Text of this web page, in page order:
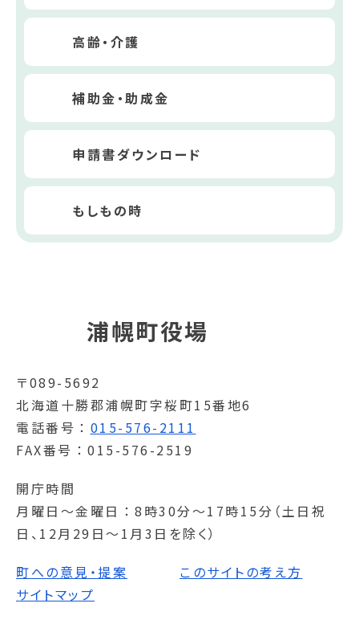
高齢・介護
補助金・助成金
申請書ダウンロード
もしもの時
浦幌町役場
〒089-5692
北海道十勝郡浦幌町字桜町15番地6
電話番号
015-576-2111
FAX番号
015-576-2519
開庁時間
月曜日～金曜日
8時30分～17時15分（土日祝
日、12月29日～1月3日を除く）
町への意見・提案
このサイトの考え方
サイトマップ